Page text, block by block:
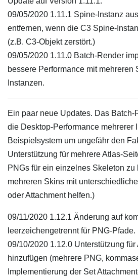
09/05/2020 1.11.1 Spine-Instanz
entfernen, wenn die C3 Spine-
(z.B. C3-Objekt zerstört.)
09/05/2020 1.11.0 Batch-Render
bessere Performance mit mehreren
Instanzen.
Ein paar neue Updates. Das
die Desktop-Performance mehrerer
Beispielsystem um ungefähr den
Unterstützung für mehrere Atlas-
PNGs für ein einzelnes Skeleton zu
mehreren Skins mit
oder Attachment helfen.)
09/11/2020 1.12.1 Änderung auf
leerzeichengetrennt für PNG-Pfade.
09/10/2020 1.12.0 Unterstützung für
hinzufügen (mehrere PNG,
Implementierung der Set